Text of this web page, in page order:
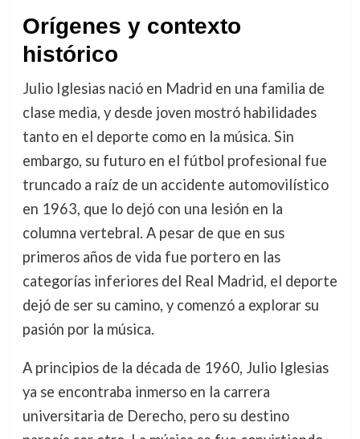
Orígenes y contexto
histórico
Julio Iglesias nació en Madrid en una familia de
clase media, y desde joven mostró habilidades
tanto en el deporte como en la música. Sin
embargo, su futuro en el fútbol profesional fue
truncado a raíz de un accidente automovilístico
en 1963, que lo dejó con una lesión en la
columna vertebral. A pesar de que en sus
primeros años de vida fue portero en las
categorías inferiores del Real Madrid, el deporte
dejó de ser su camino, y comenzó a explorar su
pasión por la música.
A principios de la década de 1960, Julio Iglesias
ya se encontraba inmerso en la carrera
universitaria de Derecho, pero su destino